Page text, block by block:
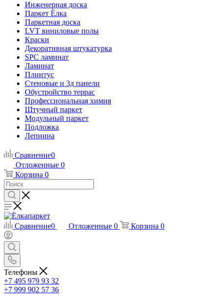
Инженерная доска
Паркет Ёлка
Паркетная доска
LVT виниловые полы
Краски
Декоративная штукатурка
SPC ламинат
Ламинат
Плинтус
Стеновые и 3д панели
Обустройство террас
Профессиональная химия
Штучный паркет
Модульный паркет
Подложка
Лепнина
Сравнение0
Отложенные 0
Корзина 0
Сравнение0 Отложенные 0 Корзина 0
Телефоны
+7 495 979 93 32
+7 999 902 57 36